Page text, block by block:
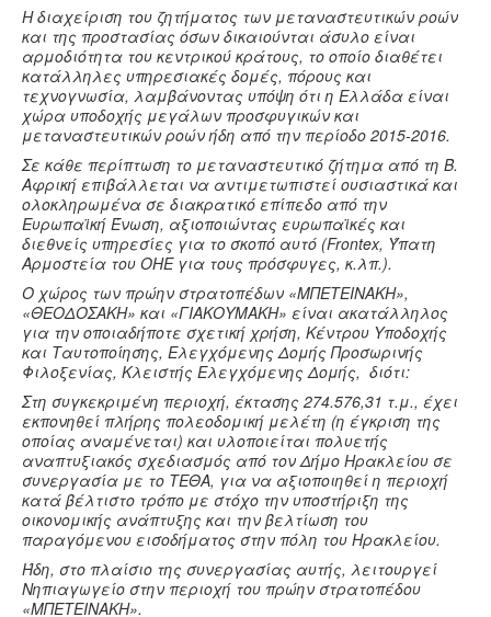
Η διαχείριση του ζητήματος των μεταναστευτικών ροών
και της προστασίας όσων δικαιούνται άσυλο είναι
αρμοδιότητα του κεντρικού κράτους, το οποίο διαθέτει
κατάλληλες υπηρεσιακές δομές, πόρους και
τεχνογνωσία, λαμβάνοντας υπόψη ότι η Ελλάδα είναι
χώρα υποδοχής μεγάλων προσφυγικών και
μεταναστευτικών ροών ήδη από την περίοδο 2015-2016.
Σε κάθε περίπτωση το μεταναστευτικό ζήτημα από τη Β.
Αφρική επιβάλλεται να αντιμετωπιστεί ουσιαστικά και
ολοκληρωμένα σε διακρατικό επίπεδο από την
Ευρωπαϊκή Ένωση, αξιοποιώντας ευρωπαϊκές και
διεθνείς υπηρεσίες για το σκοπό αυτό (Frontex, Ύπατη
Αρμοστεία του ΟΗΕ για τους πρόσφυγες, κ.λπ.).
Ο χώρος των πρώην στρατοπέδων «ΜΠΕΤΕΙΝΑΚΗ»,
«ΘΕΟΔΟΣΑΚΗ» και «ΓΙΑΚΟΥΜΑΚΗ» είναι ακατάλληλος
για την οποιαδήποτε σχετική χρήση, Κέντρου Υποδοχής
και Ταυτοποίησης, Ελεγχόμενης Δομής Προσωρινής
Φιλοξενίας, Κλειστής Ελεγχόμενης Δομής, διότι:
Στη συγκεκριμένη περιοχή, έκτασης 274.576,31 τ.μ., έχει
εκπονηθεί πλήρης πολεοδομική μελέτη (η έγκριση της
οποίας αναμένεται) και υλοποιείται πολυετής
αναπτυξιακός σχεδιασμός από τον Δήμο Ηρακλείου σε
συνεργασία με το ΤΕΘΑ, για να αξιοποιηθεί η περιοχή
κατά βέλτιστο τρόπο με στόχο την υποστήριξη της
οικονομικής ανάπτυξης και την βελτίωση του
παραγόμενου εισοδήματος στην πόλη του Ηρακλείου.
Ήδη, στο πλαίσιο της συνεργασίας αυτής, λειτουργεί
Νηπιαγωγείο στην περιοχή του πρώην στρατοπέδου
«ΜΠΕΤΕΙΝΑΚΗ».